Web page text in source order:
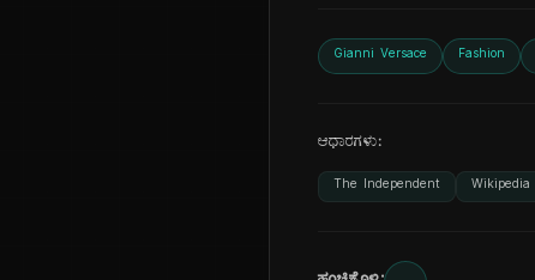
Gianni Versace Fashion
ಆಧಾರಗಳು:
The Independent Wikipedia